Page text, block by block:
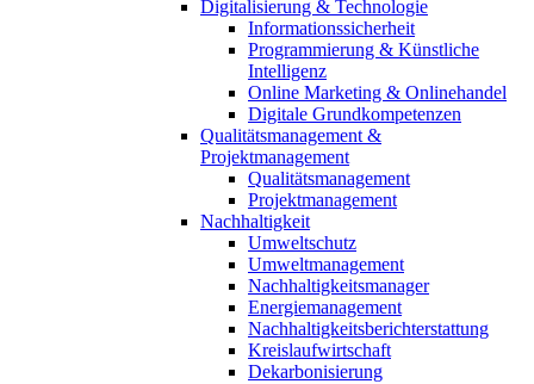
Digitalisierung & Technologie
Informationssicherheit
Programmierung & Künstliche
Intelligenz
Online Marketing & Onlinehandel
Digitale Grundkompetenzen
Qualitätsmanagement &
Projektmanagement
Qualitätsmanagement
Projektmanagement
Nachhaltigkeit
Umweltschutz
Umweltmanagement
Nachhaltigkeitsmanager
Energiemanagement
Nachhaltigkeitsberichterstattung
Kreislaufwirtschaft
Dekarbonisierung